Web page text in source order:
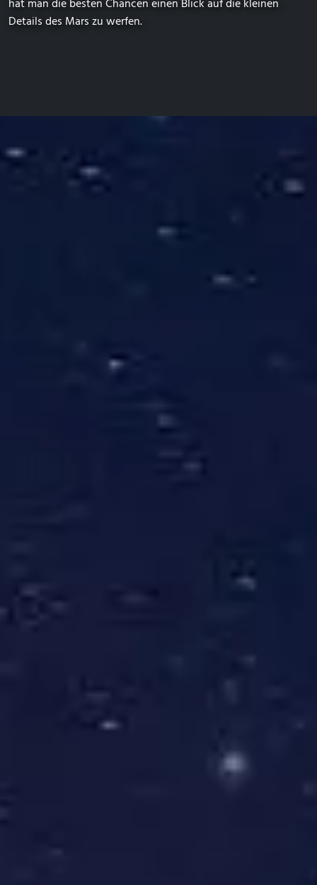
hat man die besten Chancen einen Blick auf die kleinen
Details des Mars zu werfen.